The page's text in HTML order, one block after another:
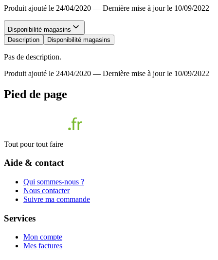
Produit ajouté le 24/04/2020 — Dernière mise à jour le 10/09/2022
Disponibilité magasins
Description
Disponibilité magasins
Pas de description.
Produit ajouté le 24/04/2020 — Dernière mise à jour le 10/09/2022
Pied de page
Tout pour tout faire
Aide & contact
Qui sommes-nous ?
Nous contacter
Suivre ma commande
Services
Mon compte
Mes factures